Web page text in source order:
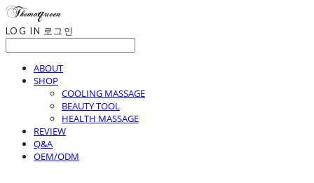
LOG IN 로그인
ABOUT
SHOP
COOLING MASSAGE
BEAUTY TOOL
HEALTH MASSAGE
REVIEW
Q&A
OEM/ODM